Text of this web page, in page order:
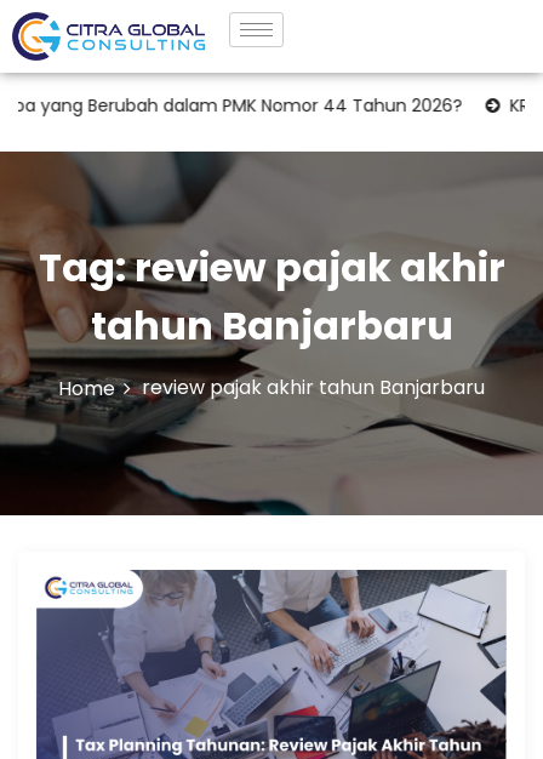
Berubah dalam PMK Nomor 44 Tahun 2026? KRK
Tag:review pajak akhir
tahun Banjarbaru
Home review pajak akhir tahun Banjarbaru